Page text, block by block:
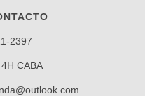
2397
CABA